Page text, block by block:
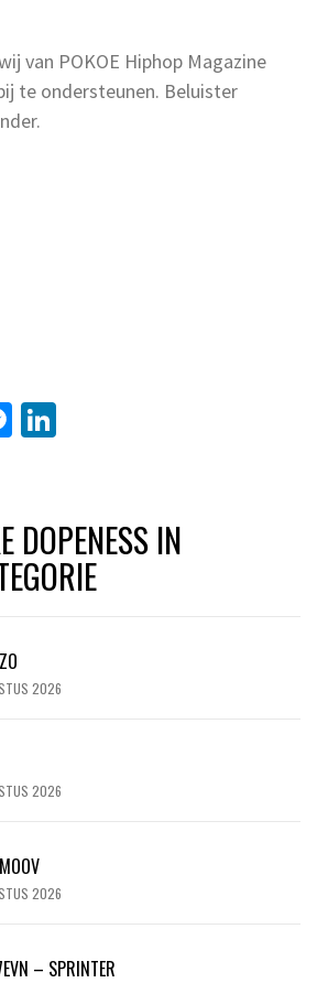
van POKOE Hiphop Magazine
te ondersteunen. Beluister
Messenger
DOPENESS IN
2026
2026
2026
– SPRINTER